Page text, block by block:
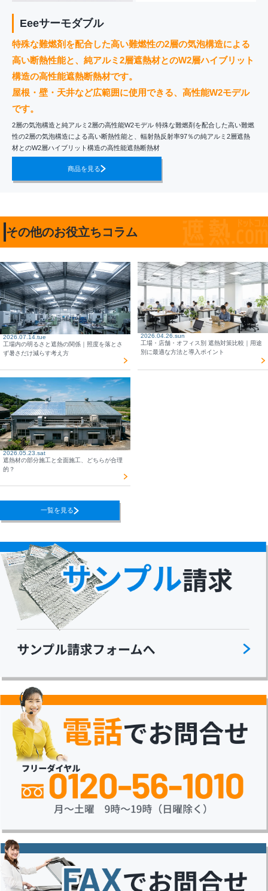
Eeeサーモダブル
特殊な難燃剤を配合した高い難燃性の2層の気泡構造による
高い断熱性能と、純アルミ2層遮熱材とのW2層ハイブリット
構造の高性能遮熱断熱材です。
屋根・壁・天井など広範囲に使用できる、高性能W2モデル
です。
2層の気泡構造と純アルミ2層の高性能W2モデル 特殊な難燃剤を配合した高い難燃
性の2層の気泡構造による高い断熱性能と、輻射熱反射率97％の純アルミ2層遮熱
材とのW2層ハイブリット構造の高性能遮熱断熱材
商品を見る
その他のお役立ちコラム
2026.07.14.tue
工場内の明るさと遮熱の関係｜照度を落とさ
ず暑さだけ減らす考え方
2026.04.26.sun
工場・店舗・オフィス別 遮熱対策比較｜用途
別に最適な方法と導入ポイント
2026.05.23.sat
遮熱材の部分施工と全面施工、どちらが合理
的？
一覧を見る